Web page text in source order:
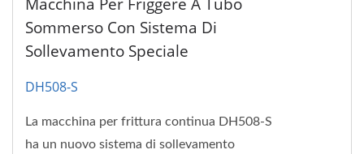
Macchina Per Friggere A Tubo
Sommerso Con Sistema Di
Sollevamento Speciale
DH508-S
La macchina per frittura continua DH508-S
ha un nuovo sistema di sollevamento